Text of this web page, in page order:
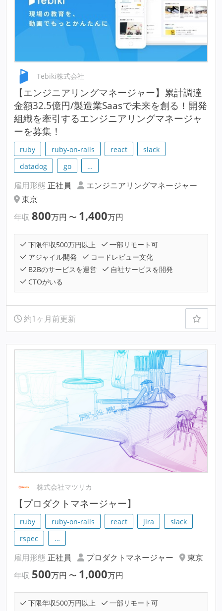
Tebiki株式会社
【エンジニアリングマネージャー】累計調達
金額32.5億円/製造業Saasで未来を創る！開発
組織を牽引するエンジニアリングマネージャ
ーを募集！
ruby ruby-on-rails react
slack
datadog
go …
雇用形態 正社員
エンジニアリングマネージャー
東京
年収 800万円 〜 1,400万円
下限年収500万円以上
一部リモート可
アジャイル開発
コードレビュー文化
B2Bのサービスを運営
自社サービスを開発
CTOがいる
約1ヶ月前更新
株式会社マツリカ
【プロダクトマネージャー】
ruby ruby-on-rails react jira
slack
rspec
…
雇用形態 正社員 プロダクトマネージャー
東京
年収 500万円 〜 1,000万円
下限年収500万円以上
一部リモート可